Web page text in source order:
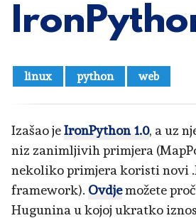
linux python web
Izašao jeIronPython 1.0, a uz
niz zanimljivih primjera
nekoliko primjera koristi novi
framework). Ovdjemožete
Hugunina u kojoj ukratko